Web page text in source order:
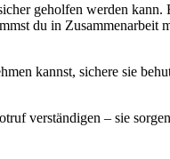
geholfen werden
du in Zusammenarbeit
kannst, sichere sie
verständigen – sie